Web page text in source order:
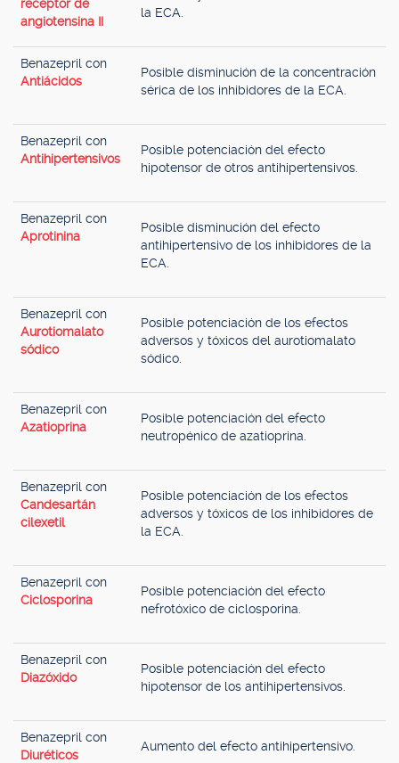
receptor de
angiotensina II
la ECA.
Benazepril con
Antiácidos
Posible disminución de la concentración
sérica de los inhibidores de la ECA.
Benazepril con
Antihipertensivos
Posible potenciación del efecto
hipotensor de otros antihipertensivos.
Benazepril con
Aprotinina
Posible disminución del efecto
antihipertensivo de los inhibidores de la
ECA.
Benazepril con
Aurotiomalato
sódico
Posible potenciación de los efectos
adversos y tóxicos del aurotiomalato
sódico.
Benazepril con
Azatioprina
Posible potenciación del efecto
neutropénico de azatioprina.
Benazepril con
Candesartán
cilexetil
Posible potenciación de los efectos
adversos y tóxicos de los inhibidores de
la ECA.
Benazepril con
Ciclosporina
Posible potenciación del efecto
nefrotóxico de ciclosporina.
Benazepril con
Diazóxido
Posible potenciación del efecto
hipotensor de los antihipertensivos.
Benazepril con
Diuréticos
Aumento del efecto antihipertensivo.